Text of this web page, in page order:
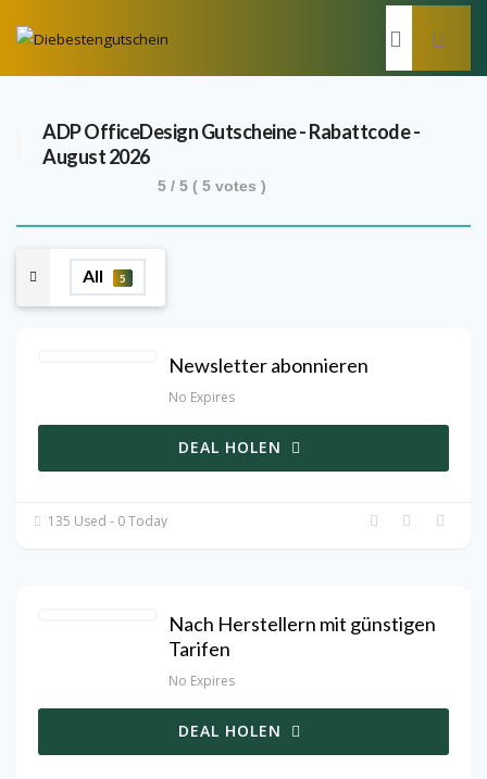
ADP OfficeDesignGutscheine - Rabattcode -
August 2026
5 / 5 ( 5 votes )
All 5
Newsletter abonnieren
No Expires
DEAL HOLEN
135 Used - 0 Today
Nach Herstellern mit günstigen
Tarifen
No Expires
DEAL HOLEN